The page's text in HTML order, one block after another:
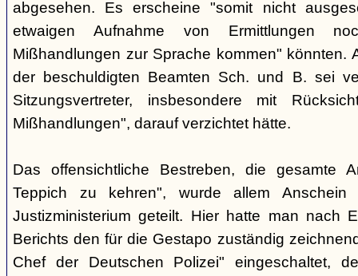
abgesehen. Es erscheine "somit nicht
etwaigen Aufnahme von Ermittlungen
Mißhandlungen zur Sprache kommen" könnten.
der beschuldigten Beamten Sch. und B. sei
Sitzungsvertreter, insbesondere mit
Mißhandlungen", darauf verzichtet hätte.
Das offensichtliche Bestreben, die gesamte
Teppich zu kehren", wurde allem
Justizministerium geteilt. Hier hatte man nach
Berichts den für die Gestapo zuständig
Chef der Deutschen Polizei" eingeschaltet,